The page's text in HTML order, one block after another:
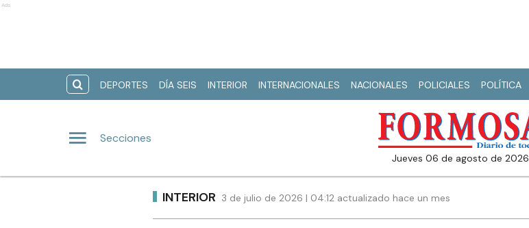
Ads
DEPORTES DÍA SEIS INTERIOR INTERNACIONALES NACIONALES POLICIALES POLÍTICA
Secciones
jueves 06 de agosto de 2026
INTERIOR 3 de julio de 2026 | 04:12 actualizado hace un mes